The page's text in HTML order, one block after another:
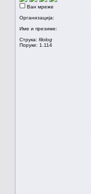
Ван мреже
Организација:
Име и презиме:
Струка: filolog
Поруке: 1.114